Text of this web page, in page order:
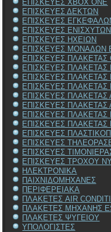
ΕΠΙΣΚΕΥΕΣ XBOX ONE
ΕΠΙΣΚΕΥΕΣ ΔΕΚΤΩΝ
ΕΠΙΣΚΕΥΕΣ
ΕΠΙΣΚΕΥΕΣ
ΕΠΙΣΚΕΥΕΣ ΗΧΕΙΩΝ
ΕΠΙΣΚΕΥΕΣ ΜΟΝΑΔΩΝ
ΕΠΙΣΚΕΥΕΣ ΠΛΑΚΕΤΑΣ
ΕΠΙΣΚΕΥΕΣ
ΕΠΙΣΚΕΥΕΣ ΠΛΑΚΕΤΑΣ
ΕΠΙΣΚΕΥΕΣ
ΕΠΙΣΚΕΥΕΣ ΠΛΑΚΕΤΑΣ
ΕΠΙΣΚΕΥΕΣ
ΕΠΙΣΚΕΥΕΣ ΠΛΑΚΕΤΑΣ
ΕΠΙΣΚΕΥΕΣ ΠΛΑΚΕΤΑΣ
ΕΠΙΣΚΕΥΕΣ
ΕΠΙΣΚΕΥΕΣ
ΕΠΙΣΚΕΥΕΣ
ΕΠΙΣΚΕΥΕΣ ΤΡΟΧΟΥ
ΗΛΕΚΤΡΟΝΙΚΑ
ΠΑΙΧΝΙΔΟΜΗΧΑΝΕΣ
ΠΕΡΙΦΕΡΕΙΑΚΑ
ΠΛΑΚΕΤΕΣ AIR
ΠΛΑΚΕΤΕΣ ΜΗΧΑΝΗΣ
ΠΛΑΚΕΤΕΣ ΨΥΓΕΙΟΥ
ΥΠΟΛΟΓΙΣΤΕΣ